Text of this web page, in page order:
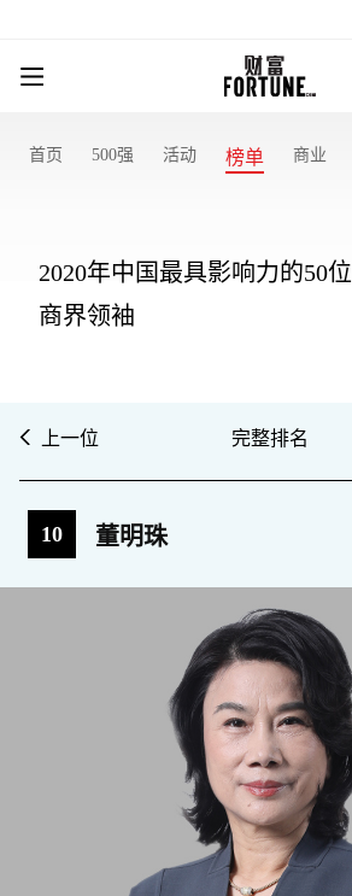
首页 500强 活动 榜单 商业
2020年中国最具影响力的50位
商界领袖
上一位 完整排名
10 董明珠